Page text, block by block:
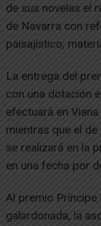
de sus novelas el
de Navarra con
paisajístico,
La entrega del
con una dotación
efectuará en
mientras que el
se realizará en la
en una fecha por
Al premio Príncipe
galardonada, la